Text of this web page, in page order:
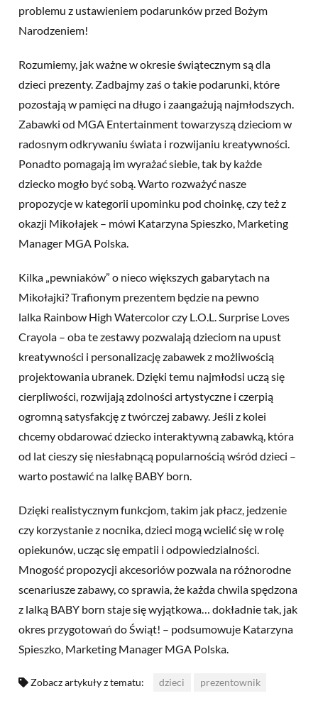
problemu z ustawieniem podarunków przed Bożym
Narodzeniem!
Rozumiemy, jak ważne w okresie świątecznym są dla
dzieci prezenty. Zadbajmy zaś o takie podarunki, które
pozostają w pamięci na długo i zaangażują najmłodszych.
Zabawki od MGA Entertainment towarzyszą dzieciom w
radosnym odkrywaniu świata i rozwijaniu kreatywności.
Ponadto pomagają im wyrażać siebie, tak by każde
dziecko mogło być sobą. Warto rozważyć nasze
propozycje w kategorii upominku pod choinkę, czy też z
okazji Mikołajek – mówi Katarzyna Spieszko, Marketing
Manager MGA Polska.
Kilka „pewniaków” o nieco większych gabarytach na
Mikołajki? Trafionym prezentem będzie na pewno
lalka Rainbow High Watercolor czy L.O.L. Surprise Loves
Crayola – oba te zestawy pozwalają dzieciom na upust
kreatywności i personalizację zabawek z możliwością
projektowania ubranek. Dzięki temu najmłodsi uczą się
cierpliwości, rozwijają zdolności artystyczne i czerpią
ogromną satysfakcję z twórczej zabawy. Jeśli z kolei
chcemy obdarować dziecko interaktywną zabawką, która
od lat cieszy się niesłabnącą popularnością wśród dzieci –
warto postawić na lalkę BABY born.
Dzięki realistycznym funkcjom, takim jak płacz, jedzenie
czy korzystanie z nocnika, dzieci mogą wcielić się w rolę
opiekunów, ucząc się empatii i odpowiedzialności.
Mnogość propozycji akcesoriów pozwala na różnorodne
scenariusze zabawy, co sprawia, że każda chwila spędzona
z lalką BABY born staje się wyjątkowa… dokładnie tak, jak
okres przygotowań do Świąt! – podsumowuje Katarzyna
Spieszko, Marketing Manager MGA Polska.
Zobacz artykuły z tematu: dzieci prezentownik